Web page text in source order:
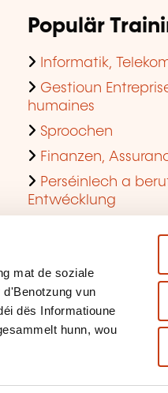
mat de soziale
vun
dës Informatioune
hunn, wou
Populär
Informatik,
Gestioun
humaines
Sproochen
Finanzen,
Perséinlech a
Entwécklung